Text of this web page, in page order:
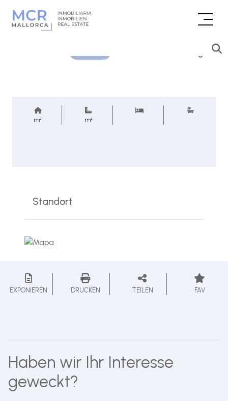
m² m²
Standort
EXPONIEREN DRUCKEN TEILEN FAV
Haben wir Ihr Interesse
geweckt?